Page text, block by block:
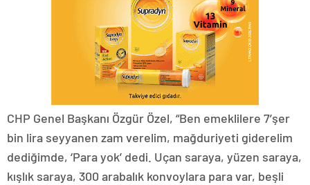
CHP Genel Başkanı Özgür Özel, “Ben emeklilere 7’şer
bin lira seyyanen zam verelim, mağduriyeti giderelim
dediğimde, ‘Para yok’ dedi. Uçan saraya, yüzen saraya,
kışlık saraya, 300 arabalık konvoylara para var, beşli